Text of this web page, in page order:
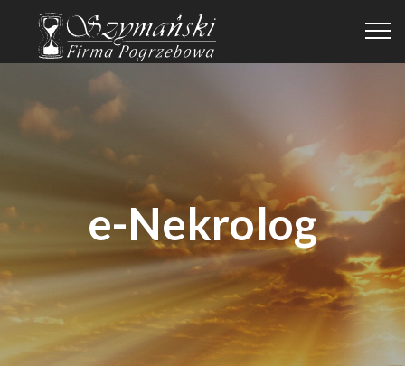
e-Nekrolog